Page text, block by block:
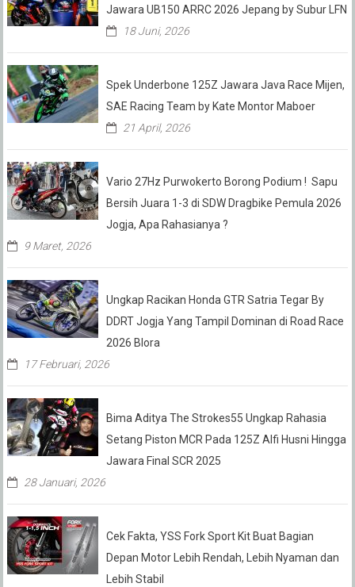
Jawara UB150 ARRC 2026 Jepang by Subur LFN
18 Juni, 2026
Spek Underbone 125Z Jawara Java Race Mijen,
SAE Racing Team by Kate Montor Maboer
21 April, 2026
Vario 27Hz Purwokerto Borong Podium ! Sapu
Bersih Juara 1-3 di SDW Dragbike Pemula 2026
Jogja, Apa Rahasianya ?
9 Maret, 2026
Ungkap Racikan Honda GTR Satria Tegar By
DDRT Jogja Yang Tampil Dominan di Road Race
2026 Blora
17 Februari, 2026
Bima Aditya The Strokes55 Ungkap Rahasia
Setang Piston MCR Pada 125Z Alfi Husni Hingga
Jawara Final SCR 2025
28 Januari, 2026
Cek Fakta, YSS Fork Sport Kit Buat Bagian
Depan Motor Lebih Rendah, Lebih Nyaman dan
Lebih Stabil